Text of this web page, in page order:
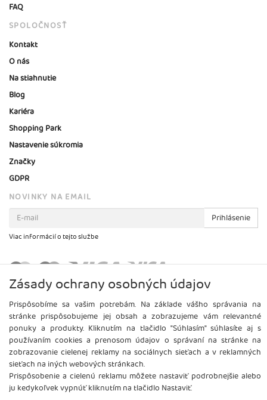
FAQ
SPOLOČNOSŤ
Kontakt
O nás
Na stiahnutie
Blog
Kariéra
Shopping Park
Nastavenie súkromia
Značky
GDPR
NOVINKY NA EMAIL
Prihlásenie
Viac informácií o tejto službe
Zásady ochrany osobných údajov
Prispôsobíme sa vašim potrebám. Na základe vášho správania na
stránke prispôsobujeme jej obsah a zobrazujeme vám relevantné
ponuky a produkty. Kliknutím na tlačidlo "Súhlasím" súhlasíte aj s
používaním cookies a prenosom údajov o správaní na stránke na
zobrazovanie cielenej reklamy na sociálnych sieťach a v reklamných
sieťach na iných webových stránkach.
Prispôsobenie a cielenú reklamu môžete nastaviť podrobnejšie alebo
ju kedykoľvek vypnúť kliknutím na tlačidlo Nastaviť.